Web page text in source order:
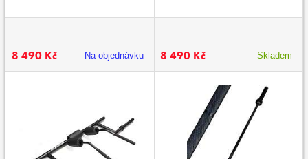
8 490 Kč Na objednávku 8 490 Kč Skladem